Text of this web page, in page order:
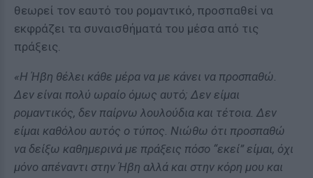
θεωρεί τον εαυτό του ρομαντικό, προσπαθεί να
εκφράζει τα συναισθήματά του μέσα από τις
πράξεις.
«Η Ήβη θέλει κάθε μέρα να με κάνει να προσπαθώ.
Δεν είναι πολύ ωραίο όμως αυτό; Δεν είμαι
ρομαντικός, δεν παίρνω λουλούδια και τέτοια. Δεν
είμαι καθόλου αυτός ο τύπος. Νιώθω ότι προσπαθώ
να δείξω καθημερινά με πράξεις πόσο “εκεί” είμαι, όχι
μόνο απέναντι στην Ήβη αλλά και στην κόρη μου και